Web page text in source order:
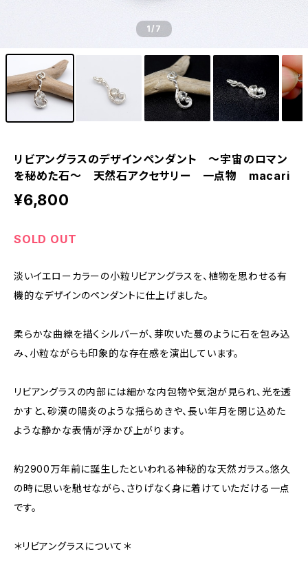
1/7
リビアングラスのデザインペンダント ～宇宙のロマン
を秘めた石～ 天然石アクセサリー 一点物 macari
¥6,800
SOLD OUT
淡いイエローカラーの小粒リビアングラスを、植物を思わせる有
機的なデザインのペンダントに仕上げました。
柔らかな曲線を描くシルバーが、芽吹いた蔓のように石を包み込
み、小粒ながらも印象的な存在感を演出しています。
リビアングラスの内部には細かな内包物や気泡が見られ、光を透
かすと、砂漠の陽炎のような揺らめきや、長い年月を閉じ込めた
ような静かな表情が浮かび上がります。
約2900万年前に誕生したといわれる神秘的な天然ガラス。悠久
の時に思いを馳せながら、さりげなく身に着けていただける一点
です。
＊リビアングラスについて＊